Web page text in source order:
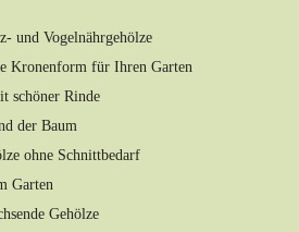
und Vogelnährgehölze
Kronenform für Ihren Garten
schöner Rinde
der Baum
ohne Schnittbedarf
Garten
Gehölze